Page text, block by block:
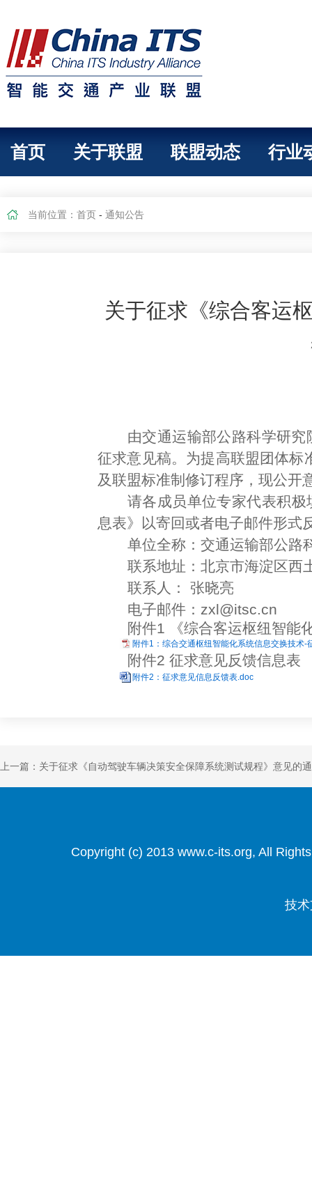
首页 关于联盟 联盟动态 行业
当前位置： 首页 - 通知公告
关于征求《综合客运
由交通运输部公路科学研究
征求意见稿。为提高联盟团体
及联盟标准制修订程序，现公开
请各成员单位专家代表积
息表》以寄回或者电子邮件形式
单位全称：交通运输部公路
联系地址：北京市海淀区西
联系人： 张晓亮
电子邮件：zxl@itsc.cn
附件1 《综合客运枢纽智能
附件1：综合交通枢纽智能化系统信息交换技术-
附件2 征求意见反馈信息表
附件2：征求意见信息反馈表.doc
上一篇：关于征求《自动驾驶车辆决策安全保障系统测试规程》意见的
Copyright (c) 2013 www.c-its.org, All
技